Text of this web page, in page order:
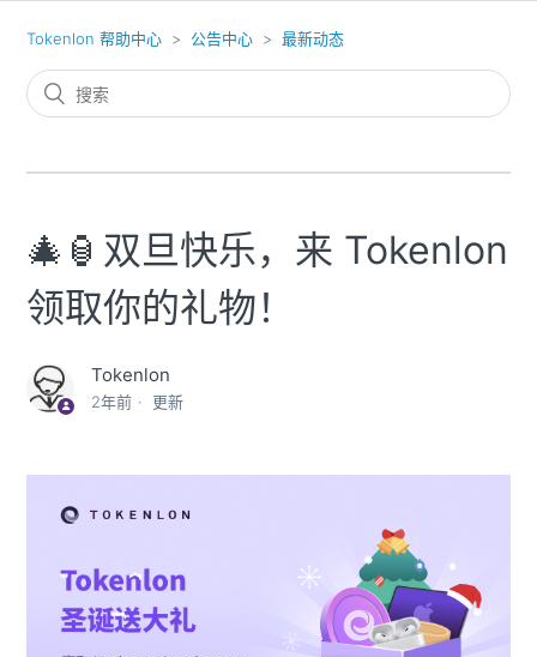
Tokenlon 帮助中心 公告中心 最新动态
🎄🏮双旦快乐，来 Tokenlon
领取你的礼物！
Tokenlon
2年前 更新